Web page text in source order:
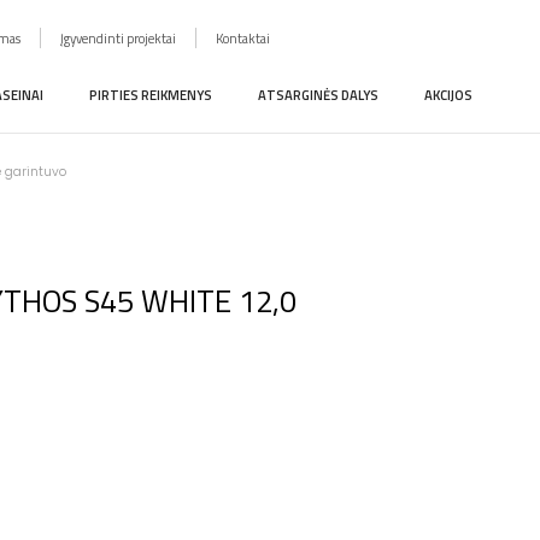
Įgyvendinti projektai Kontaktai
PIRTIES REIKMENYS ATSARGINĖS DALYS AKCIJOS
garintuvo
S45 WHITE 12,0